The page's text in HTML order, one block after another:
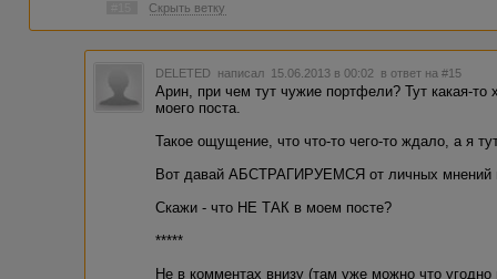
Мне пох на тех, кто с протянутой рукой.
Мне пох на того, кто по каким-либо причинам истекает
дезавуировать заявку и прочее.
Иначе они попросту не в состоянии получить
быть дело?
Они не конкуренты мне.
Скрыть ветку
DELETED написал 15.06.2013 в 00:02 в ответ на #15
Арин, при чем тут чужие портфели? Тут какая-
моего поста.
Такое ощущение, что что-то чего-то ждало, а я
Вот давай АБСТРАГИРУЕМСЯ от личных
Скажи - что НЕ ТАК в моем посте?
*****
Не в комментах внизу (там уже можно что